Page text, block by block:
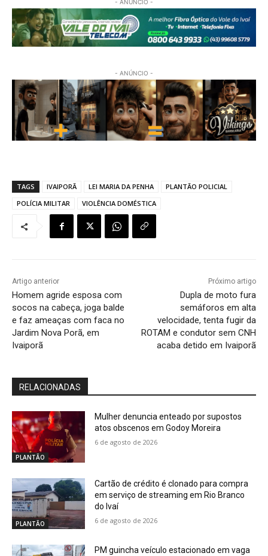
- ANÚNCIO -
- ANÚNCIO -
TAGS IVAIPORÃ LEI MARIA DA PENHA
PLANTÃO POLICIAL
POLÍCIA MILITAR
VIOLÊNCIA DOMÉSTICA
Artigo anterior
Homem agride esposa com
socos na cabeça, joga balde
e faz ameaças com faca no
Jardim Nova Porã, em
Ivaiporã
Próximo artigo
Dupla de moto fura
semáforos em alta
velocidade, tenta fugir da
ROTAM e condutor sem CNH
acaba detido em Ivaiporã
RELACIONADAS
PLANTÃO
Mulher denuncia enteado por supostos
atos obscenos em Godoy Moreira
6 de agosto de 2026
PLANTÃO
Cartão de crédito é clonado para compra
em serviço de streaming em Rio Branco
do Ivaí
6 de agosto de 2026
PM guincha veículo estacionado em vaga